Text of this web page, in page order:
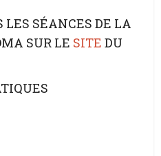
LES SÉANCES DE LA
SUR LE SITE DU